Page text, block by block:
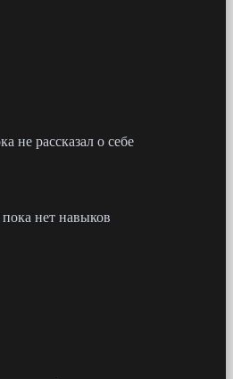
не рассказал о себе
пока нет навыков